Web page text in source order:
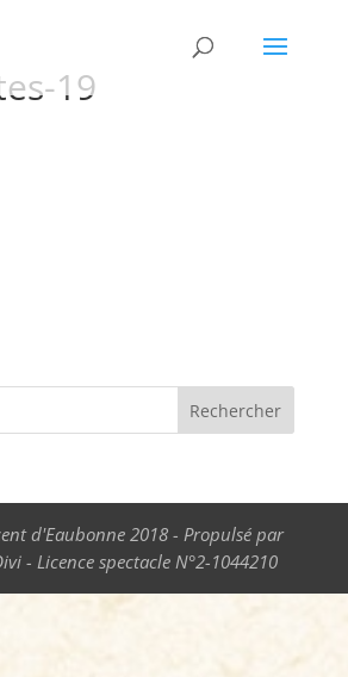
19
d'Eaubonne 2018 - Propulsé par
- Licence spectacle N°2-1044210